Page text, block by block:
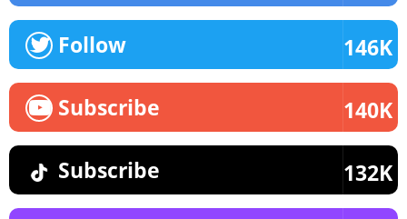
Follow 146K
Subscribe 140K
Subscribe 132K